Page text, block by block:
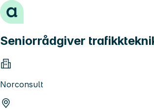
Hopp til innhold
Seniorrådgiver
Norconsult